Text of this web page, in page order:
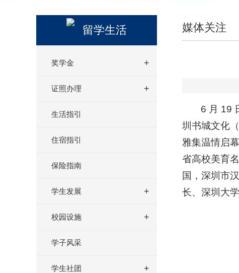
留学生活
奖学金
证照办理
生活指引
住宿指引
保险指南
学生发展
校园设施
学子风采
学生社团
媒体关注
6 月 19
圳书城文化
雅集温情启
省高校美育
国，深圳市
长、深圳大